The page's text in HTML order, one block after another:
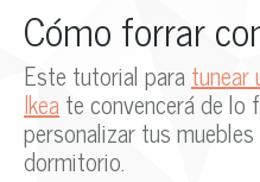
Cómo forrar
Este tutorial paratunear
Ikeate convencerá de lo
personalizar tus
dormitorio.